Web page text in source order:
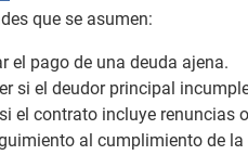
que se asumen:
el pago de una deuda ajena.
si el deudor principal
el contrato incluye renuncias
al cumplimiento de